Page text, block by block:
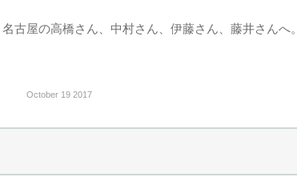
名古屋の高橋さん、中村さん、伊藤さん、藤井さんへ。
October 19 2017